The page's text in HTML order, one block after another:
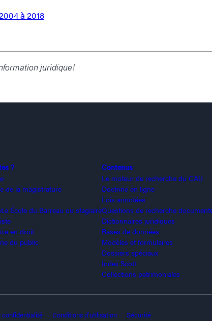
à 2018
juridique!
?
de la magistrature
École du Barreau ou stagiaire
en droit
du public
Contenus
Le moteur de recherche du CAIJ
Doctrine en ligne
Lois annotées
Questions de recherche
Dictionnaires juridiques
Bases de données
Modèles et formulaires
Dossiers spéciaux
Index Scott
Collections patrimoniales
confidentialité Conditions d’utilisation Sécurité